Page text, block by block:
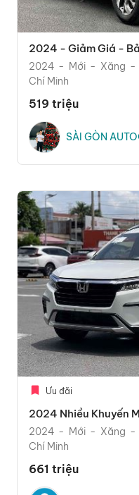
2024 - Giảm Giá -
2024 Mới Xăng
Chí Minh
519 triệu
SÀI GÒN
Ưu đãi
2024 Nhiều Khuyến
2024 Mới Xăng
Chí Minh
661 triệu